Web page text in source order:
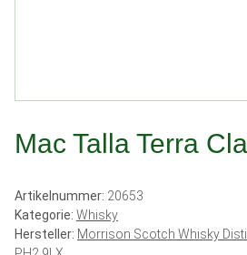
Mac Talla Terra
Artikelnummer: 20653
Kategorie: Whisky
Hersteller: Morrison Scotch Whisky